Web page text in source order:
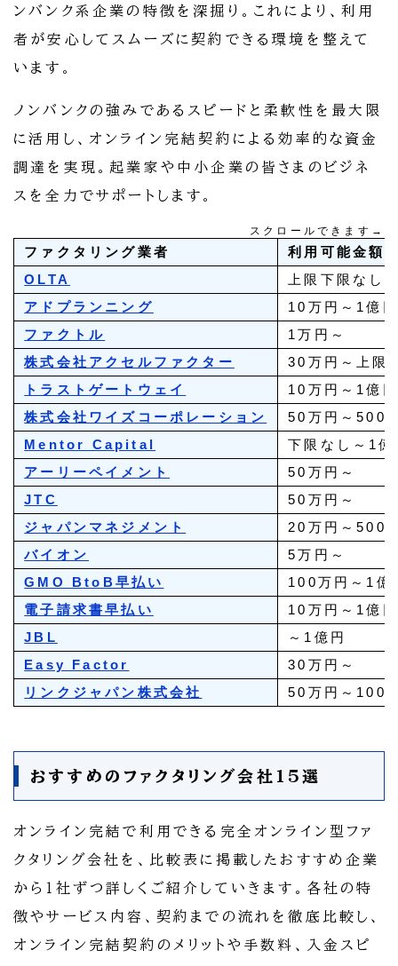
ンバンク系企業の特徴を深掘り。これにより、利用
者が安心してスムーズに契約できる環境を整えて
います。
ノンバンクの強みであるスピードと柔軟性を最大限
に活用し、オンライン完結契約による効率的な資金
調達を実現。起業家や中小企業の皆さまのビジネ
スを全力でサポートします。
スクロールできます→
ファクタリング業者
利用可能金額
OLTA
上限下限なし
アドプランニング
10万円～1億円
ファクトル
1万円～
株式会社アクセルファクター
30万円～上限
トラストゲートウェイ
10万円～1億円
株式会社ワイズコーポレーション
50万円～5000
Mentor Capital
下限なし～1億
アーリーペイメント
50万円～
JTC
50万円～
ジャパンマネジメント
20万円～
バイオン
5万円～
GMO BtoB早払い
100万円～1億
電子請求書早払い
10万円～1億円
JBL
～1億円
Easy Factor
30万円～
リンクジャパン株式会社
50万円～1000
おすすめのファクタリング会社15選
オンライン完結で利用できる完全オンライン型ファ
クタリング会社を、比較表に掲載したおすすめ企業
から１社ずつ詳しくご紹介していきます。各社の特
徴やサービス内容、契約までの流れを徹底比較し、
オンライン完結契約のメリットや手数料、入金スピ